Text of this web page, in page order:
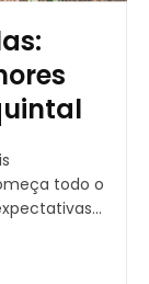
todo o